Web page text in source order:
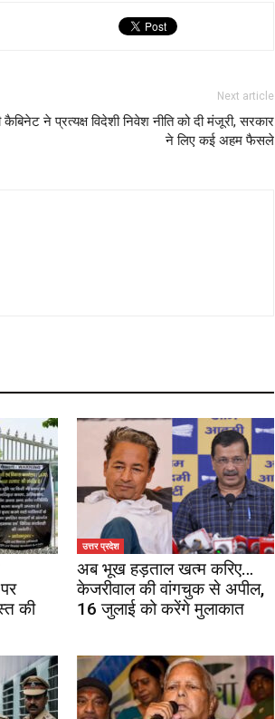
Next article
कैब‍िनेट ने प्रत्यक्ष विदेशी निवेश नीति को दी मंजूरी, सरकार
ने ल‍िए कई अहम फैसले
की
उत्तर प्रदेश
अब भूख हड़ताल खत्म करिए…
केजरीवाल की वांगचुक से अपील,
16 जुलाई को करेंगे मुलाकात